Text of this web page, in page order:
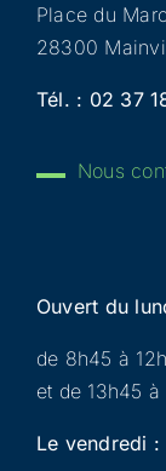
Place du
28300
Tél. : 02 37
Nous
Ouvert du
de 8h45 à
et de 13h45 à
Le vendredi :